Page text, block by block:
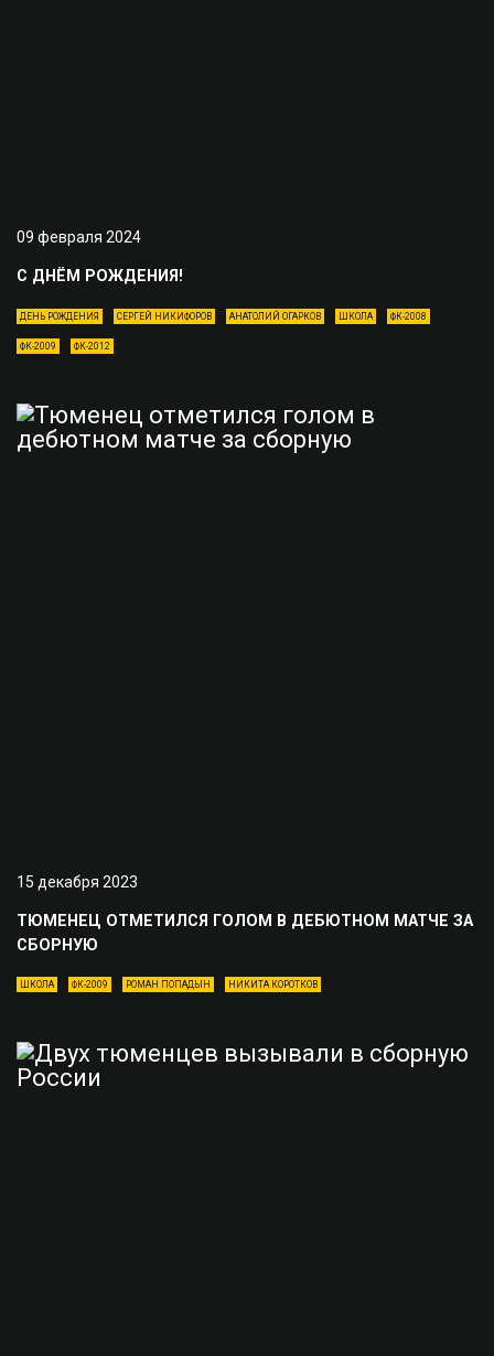
09 февраля 2024
С ДНЁМ РОЖДЕНИЯ!
ДЕНЬ РОЖДЕНИЯ СЕРГЕЙ НИКИФОРОВ АНАТОЛИЙ ОГАРКОВ ШКОЛА ФК-2008
ФК-2009 ФК-2012
15 декабря 2023
ТЮМЕНЕЦ ОТМЕТИЛСЯ ГОЛОМ В ДЕБЮТНОМ МАТЧЕ ЗА
СБОРНУЮ
ШКОЛА ФК-2009 РОМАН ПОПАДЫН НИКИТА КОРОТКОВ